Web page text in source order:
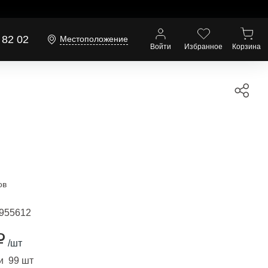
Местоположение
02
Избранное Корзина
Войти
/шт
99 шт